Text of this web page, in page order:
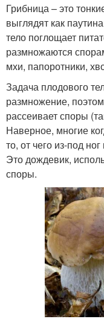
Грибница – это
выглядят как
тело поглощает
размножаются
мхи, папоротники,
Задача плодового
размножение,
рассеивает споры
Наверное, многие
то, от чего из-под
Это дождевик,
споры.